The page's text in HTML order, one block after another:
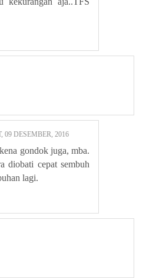
09 DESEMBER, 2016
gondok juga, mba.
diobati cepat sembuh
lagi.